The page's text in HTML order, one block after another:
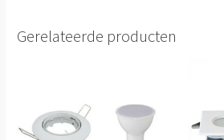
Gerelateerde producten